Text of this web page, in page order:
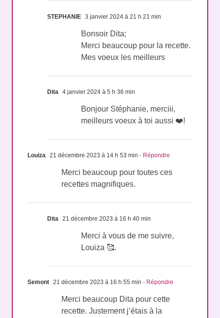
STEPHANIE 3 janvier 2024 à 21 h 21 min
Bonsoir Dita;
Merci beaucoup pour la recette.
Mes voeux les meilleurs
Dita 4 janvier 2024 à 5 h 36 min
Bonjour Stéphanie, merciii,
meilleurs voeux à toi aussi ❤️!
Louiza 21 décembre 2023 à 14 h 53 min - Répondre
Merci beaucoup pour toutes ces
recettes magnifiques.
Dita 21 décembre 2023 à 16 h 40 min
Merci à vous de me suivre,
Louiza 🥰.
Semont 21 décembre 2023 à 16 h 55 min - Répondre
Merci beaucoup Dita pour cette
recette. Justement j’étais à la